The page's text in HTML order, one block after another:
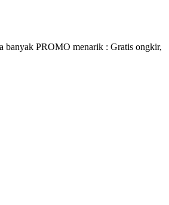
banyak PROMO menarik : Gratis ongkir,